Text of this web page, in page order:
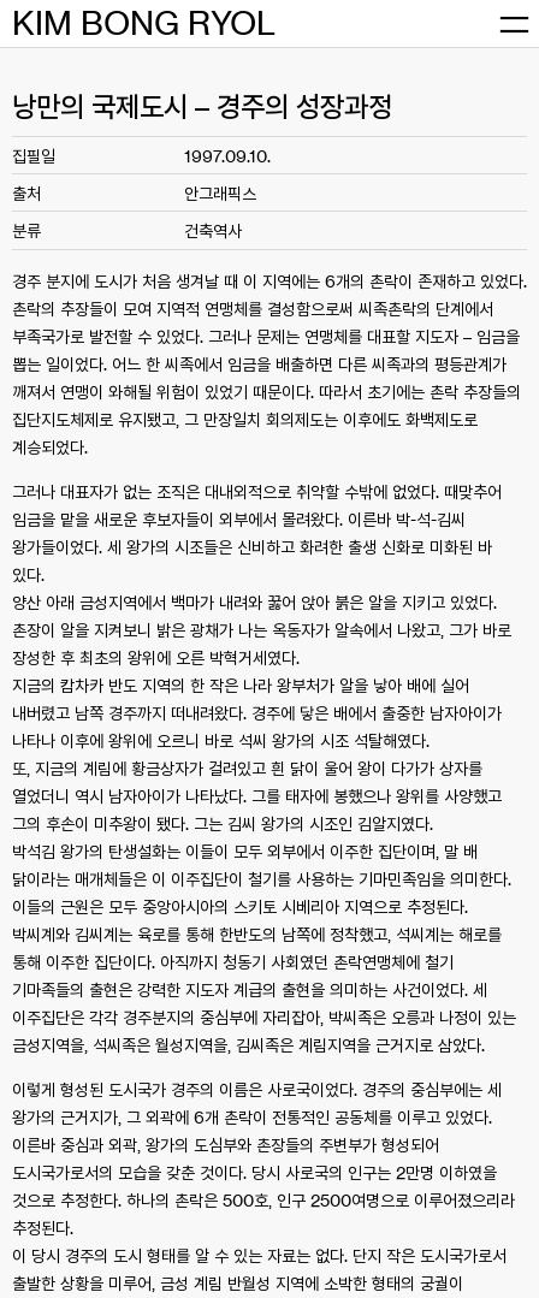
SkipKIM BONG RYOL
낭만의 국제도시 – 경주의 성장과정
집필일
1997.09.10.
출처
안그래픽스
분류
건축역사
경주 분지에 도시가 처음 생겨날 때 이 지역에는 6개의 촌락이 존재하고 있었다.
촌락의 추장들이 모여 지역적 연맹체를 결성함으로써 씨족촌락의 단계에서
부족국가로 발전할 수 있었다. 그러나 문제는 연맹체를 대표할 지도자 – 임금을
뽑는 일이었다. 어느 한 씨족에서 임금을 배출하면 다른 씨족과의 평등관계가
깨져서 연맹이 와해될 위험이 있었기 때문이다. 따라서 초기에는 촌락 추장들의
집단지도체제로 유지됐고, 그 만장일치 회의제도는 이후에도 화백제도로
계승되었다.
그러나 대표자가 없는 조직은 대내외적으로 취약할 수밖에 없었다. 때맞추어
임금을 맡을 새로운 후보자들이 외부에서 몰려왔다. 이른바 박-석-김씨
왕가들이었다. 세 왕가의 시조들은 신비하고 화려한 출생 신화로 미화된 바
있다.
양산 아래 금성지역에서 백마가 내려와 꿇어 앉아 붉은 알을 지키고 있었다.
촌장이 알을 지켜보니 밝은 광채가 나는 옥동자가 알속에서 나왔고, 그가 바로
장성한 후 최초의 왕위에 오른 박혁거세였다.
지금의 캄차카 반도 지역의 한 작은 나라 왕부처가 알을 낳아 배에 실어
내버렸고 남쪽 경주까지 떠내려왔다. 경주에 닿은 배에서 출중한 남자아이가
나타나 이후에 왕위에 오르니 바로 석씨 왕가의 시조 석탈해였다.
또, 지금의 계림에 황금상자가 걸려있고 흰 닭이 울어 왕이 다가가 상자를
열었더니 역시 남자아이가 나타났다. 그를 태자에 봉했으나 왕위를 사양했고
그의 후손이 미추왕이 됐다. 그는 김씨 왕가의 시조인 김알지였다.
박석김 왕가의 탄생설화는 이들이 모두 외부에서 이주한 집단이며, 말 배
닭이라는 매개체들은 이 이주집단이 철기를 사용하는 기마민족임을 의미한다.
이들의 근원은 모두 중앙아시아의 스키토 시베리아 지역으로 추정된다.
박씨계와 김씨계는 육로를 통해 한반도의 남쪽에 정착했고, 석씨계는 해로를
통해 이주한 집단이다. 아직까지 청동기 사회였던 촌락연맹체에 철기
기마족들의 출현은 강력한 지도자 계급의 출현을 의미하는 사건이었다. 세
이주집단은 각각 경주분지의 중심부에 자리잡아, 박씨족은 오릉과 나정이 있는
금성지역을, 석씨족은 월성지역을, 김씨족은 계림지역을 근거지로 삼았다.
이렇게 형성된 도시국가 경주의 이름은 사로국이었다. 경주의 중심부에는 세
왕가의 근거지가, 그 외곽에 6개 촌락이 전통적인 공동체를 이루고 있었다.
이른바 중심과 외곽, 왕가의 도심부와 촌장들의 주변부가 형성되어
도시국가로서의 모습을 갖춘 것이다. 당시 사로국의 인구는 2만명 이하였을
것으로 추정한다. 하나의 촌락은 500호, 인구 2500여명으로 이루어졌으리라
추정된다.
이 당시 경주의 도시 형태를 알 수 있는 자료는 없다. 단지 작은 도시국가로서
출발한 상황을 미루어, 금성 계림 반월성 지역에 소박한 형태의 궁궐이